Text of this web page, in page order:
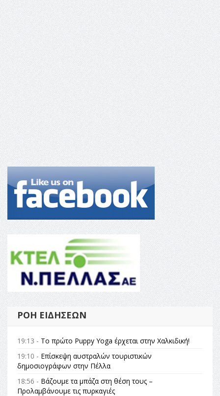
ΡΟΉ ΕΙΔΉΣΕΩΝ
19:13 - Το πρώτο Puppy Yoga έρχεται στην Χαλκιδική!
19:10 - Επίσκεψη αυστραλών τουριστικών
δημοσιογράφων στην Πέλλα
18:56 - Βάζουμε τα μπάζα στη θέση τους –
Προλαμβάνουμε τις πυρκαγιές